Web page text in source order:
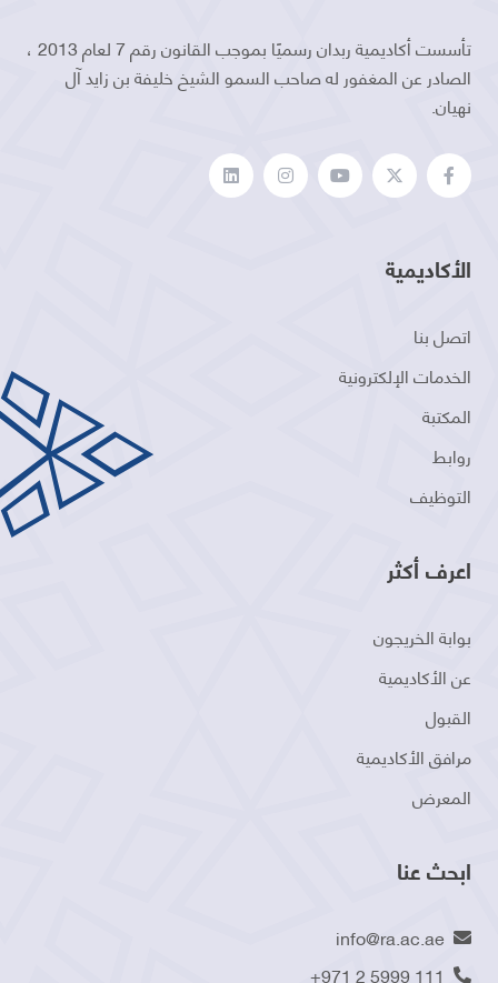
تأسست أكاديمية ربدان رسميًا بموجب القانون رقم 7 لعام 2013 ،
الصادر عن المغفور له صاحب السمو الشيخ خليفة بن زايد آل
نهيان.
الأكاديمية
اتصل بنا
الخدمات الإلكترونية
المكتبة
روابط
التوظيف
اعرف أكثر
بوابة الخريجون
عن الأكاديمية
القبول
مرافق الأكاديمية
المعرض
ابحث عنا
info@ra.ac.ae
+971 2 5999 111